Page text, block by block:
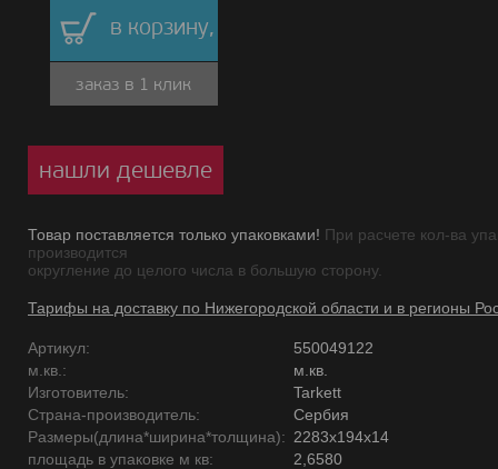
в корзину,
заказ в 1 клик
нашли дешевле
Товар поставляется только упаковками! При расчете кол-ва
производится
округление до целого числа в большую сторону.
Тарифы на доставку по Нижегородской области и в регионы
Артикул:
550049122
м.кв.:
м.кв.
Изготовитель:
Tarkett
Страна-производитель:
Сербия
Размеры(длина*ширина*толщина): 2283x194x14
площадь в упаковке м кв:
2,6580